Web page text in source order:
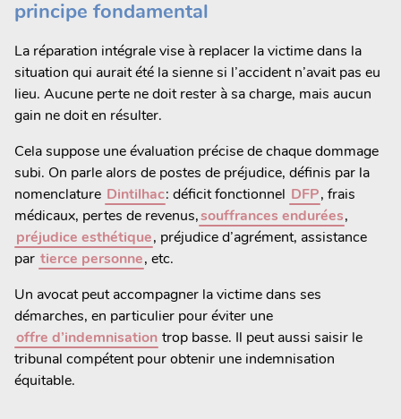
principe fondamental
La réparation intégrale vise à replacer la victime dans la
situation qui aurait été la sienne si l’accident n’avait pas eu
lieu. Aucune perte ne doit rester à sa charge, mais aucun
gain ne doit en résulter.
Cela suppose une évaluation précise de chaque dommage
subi. On parle alors de postes de préjudice, définis par la
nomenclature Dintilhac: déficit fonctionnel DFP, frais
médicaux, pertes de revenus,souffrances endurées,
préjudice esthétique, préjudice d’agrément, assistance
par tierce personne, etc.
Un avocat peut accompagner la victime dans ses
démarches, en particulier pour éviter une
offre d’indemnisation trop basse. Il peut aussi saisir le
tribunal compétent pour obtenir une indemnisation
équitable.